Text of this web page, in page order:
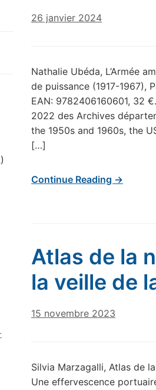
26 janvier 2024
Nathalie Ubéda, L’Armée
de puissance (1917-1967),
EAN: 9782406160601, 32
2022 des Archives
the 1950s and 1960s, the
[…]
Continue Reading →
Atlas de la
la veille de
15 novembre 2023
Silvia Marzagalli, Atlas de
Une effervescence